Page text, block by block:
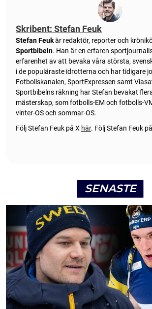
Skribent: Stefan Feuk
Stefan Feukär redaktör, reporter och
Sportbibeln. Han är en erfaren
erfarenhet av att bevaka våra största,
i de populäraste idrotterna och har tidigare
Fotbollskanalen, SportExpressen samt
Sportbibelns räkning har Stefan bevakat
mästerskap, som fotbolls-EM och fotbolls-
vinter-OS och sommar-OS.
Följ Stefan Feuk på X här. Följ Stefan Feuk
SENASTE